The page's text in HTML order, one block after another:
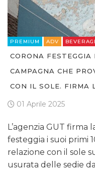
PREMIUM ADV
CORONA
CAMPAGNA CHE
CON IL SOLE. FIRMA
01 Aprile 2025
L’agenzia GUT firma
festeggia i suoi primi
relazione con il sole
usurata delle sedie